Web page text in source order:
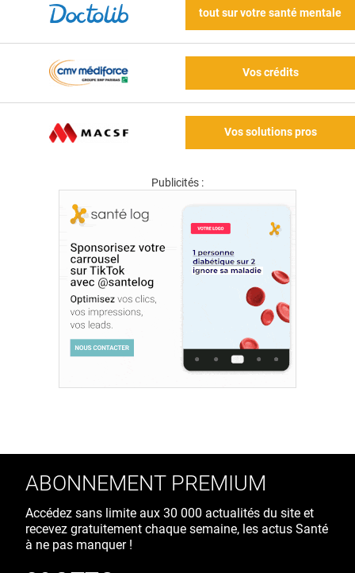
tout sur votre santé mentale
Vos crédits
Vos solutions pros
Publicités :
ABONNEMENT PREMIUM
Accédez sans limite aux 30 000 actualités du site et
recevez gratuitement chaque semaine, les actus Santé
à ne pas manquer !